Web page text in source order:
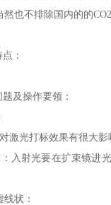
也不排除国内的的
：
及操作要领：
激光打标效果有很大影
入射光要在扩束镜进
状：